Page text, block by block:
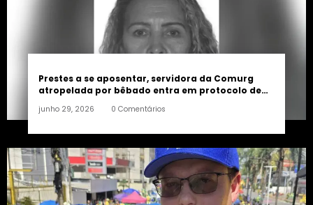
Prestes a se aposentar, servidora da Comurg
atropelada por bêbado entra em protocolo de
junho 29, 2026 0 Comentários